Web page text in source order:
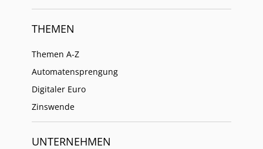
THEMEN
Themen A-Z
Automatensprengung
Digitaler Euro
Zinswende
UNTERNEHMEN